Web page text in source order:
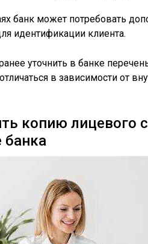
банк может потребовать
идентификации клиента.
уточнить в банке
в зависимости от
копию лицевого
банка